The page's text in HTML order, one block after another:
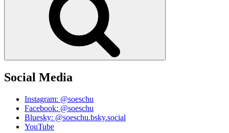
Social Media
Instagram: @soeschu
Facebook: @soeschu
Bluesky: @soeschu.bsky.social
YouTube